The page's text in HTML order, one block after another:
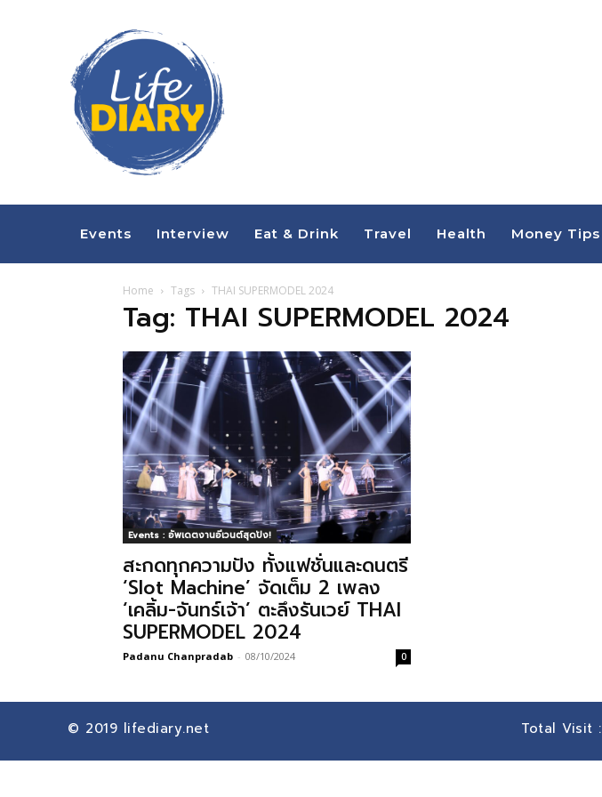
Events Interview Eat & Drink Travel Health Money Tips
Home Tags THAI SUPERMODEL 2024
Tag: THAI SUPERMODEL 2024
Events : อัพเดตงานอีเวนต์สุดปัง!
สะกดทุกความปัง ทั้งแฟชั่นและดนตรี
‘Slot Machine’ จัดเต็ม 2 เพลง
‘เคลิ้ม-จันทร์เจ้า’ ตะลึงรันเวย์ THAI
SUPERMODEL 2024
Padanu Chanpradab - 08/10/2024 0
© 2019 lifediary.net Total Visit :